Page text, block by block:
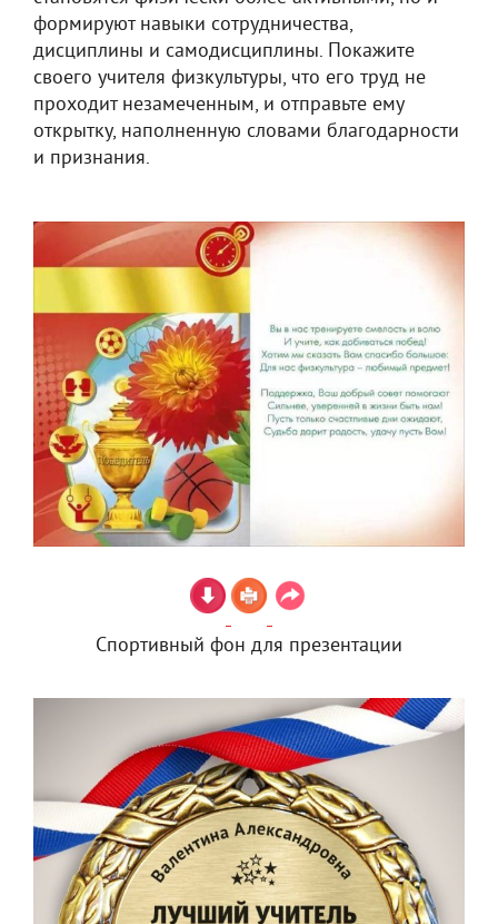
формируют навыки сотрудничества,
дисциплины и самодисциплины. Покажите
своего учителя физкультуры, что его труд не
проходит незамеченным, и отправьте ему
открытку, наполненную словами благодарности
и признания.
Спортивный фон для презентации